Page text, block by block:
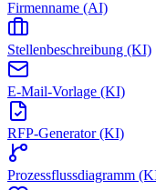
Firmenname (AI)
Stellenbeschreibung (KI)
E-Mail-Vorlage (KI)
RFP-Generator (KI)
Prozessflussdiagramm